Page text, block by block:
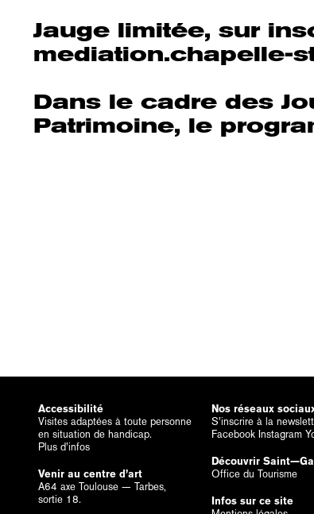
Jauge limitée, sur
mediation.chapelle-
Dans le cadre des
Patrimoine, le
Accessibilité
Visites adaptées à toute personne
en situation de handicap.
Plus d’infos
Venir au centre d’art
A64 axe Toulouse — Tarbes,
sortie 18.
Nos réseaux
S’inscrire à la
Facebook Instagram
Découvrir
Office du Tourisme
Infos sur ce site